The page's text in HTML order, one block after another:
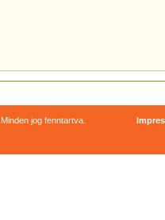
jog fenntartva.